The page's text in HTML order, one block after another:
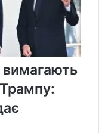
вимагають
Трампу: